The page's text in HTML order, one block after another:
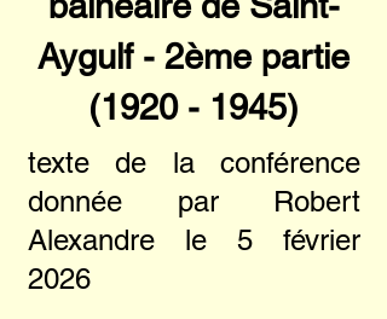
Aygulf - 2ème partie
(1920 - 1945)
texte de la conférence
donnée par Robert
Alexandre le 5 février
2026